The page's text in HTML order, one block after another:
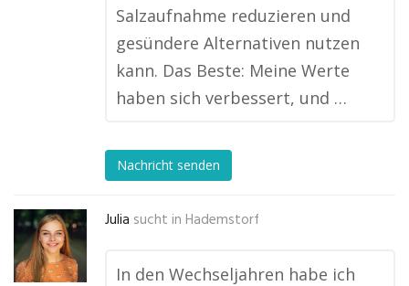
Salzaufnahme reduzieren und
gesündere Alternativen nutzen
kann. Das Beste: Meine Werte
haben sich verbessert, und …
Nachricht senden
Julia sucht in Hademstorf
In den Wechseljahren habe ich